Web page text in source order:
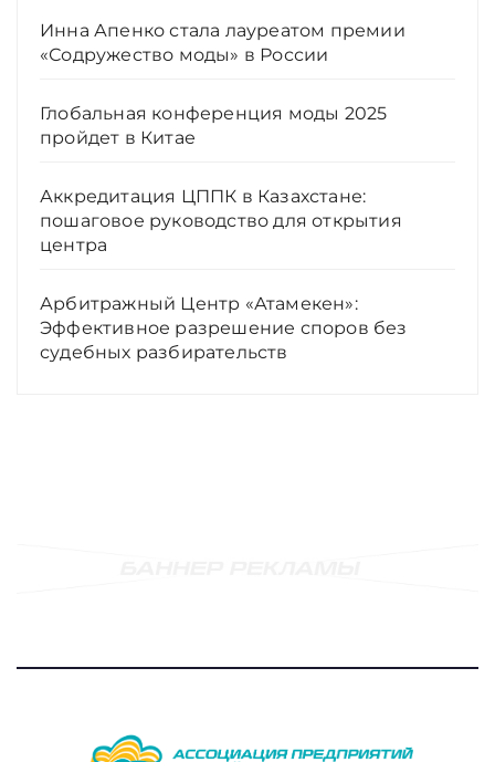
Инна Апенко стала лауреатом премии
«Содружество моды» в России
Глобальная конференция моды 2025
пройдет в Китае
Аккредитация ЦППК в Казахстане:
пошаговое руководство для открытия
центра
Арбитражный Центр «Атамекен»:
Эффективное разрешение споров без
судебных разбирательств